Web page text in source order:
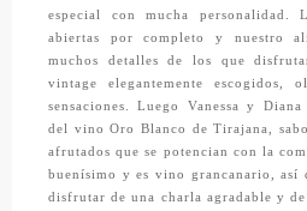
especial con mucha personalidad.
abiertas por completo y nuestro
muchos detalles de los que
vintage elegantemente escogidos,
sensaciones. Luego Vanessa y
del vinoOro Blanco de Tirajana,
afrutados que se potencian con la
buenísimo y es vino grancanario, así
disfrutar de una charla agradable y